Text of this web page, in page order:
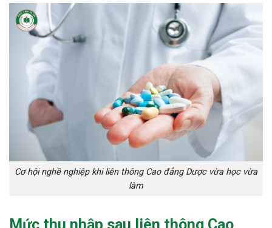
Cơ hội nghề nghiệp khi liên thông Cao đẳng Dược vừa học vừa
làm